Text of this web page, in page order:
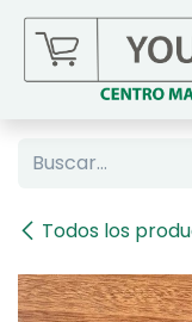
Ir al contenido
Todos los